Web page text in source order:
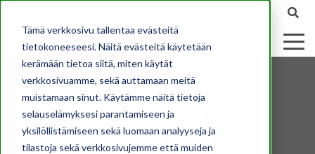
Tämä verkkosivu tallentaa evästeitä
tietokoneeseesi. Näitä evästeitä käytetään
kerämään tietoa siitä, miten käytät
verkkosivuamme, sekä auttamaan meitä
muistamaan sinut. Käytämme näitä tietoja
selauselämyksesi parantamiseen ja
yksilöllistämiseen sekä luomaan analyyseja ja
tilastoja sekä verkkosivujemme että muiden